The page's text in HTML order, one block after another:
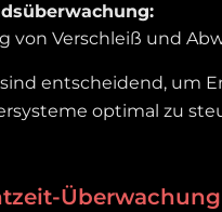
von Verschleiß und
entscheidend, um
optimal zu